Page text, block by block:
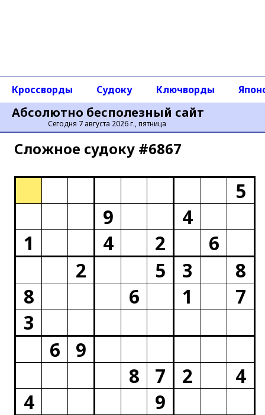
Абсолютно бесполезный сайт
Сегодня 7 августа 2026 г., пятница
Кроссворды Судоку Ключворды
Сложное cудоку #6867
5
9
4
1
4 2
6
2
5 3
8
8
6 1
7
3
6
9
8
7 2
4
4
9